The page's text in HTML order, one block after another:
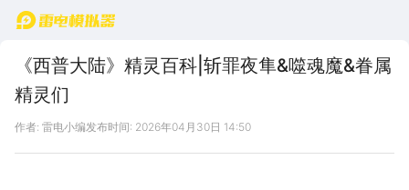
首页
《西普大陆》精灵百科|斩罪夜隼&噬魂魔&眷属
精灵们
作者: 雷电小编发布时间: 2026年04月30日 14:50